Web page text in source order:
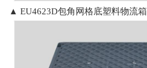
▲ EU4623D包角网格底塑料物流箱